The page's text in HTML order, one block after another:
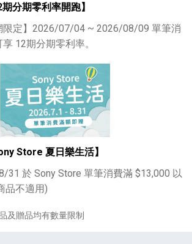
期分期零利率開跑】
限定】2026/07/04 ~ 2026/08/09 單筆消
12期分期零利率。
Store 夏日樂生活】
於 Sony Store 單筆消費滿 $13,000 以
品不適用)
及贈品均有數量限制